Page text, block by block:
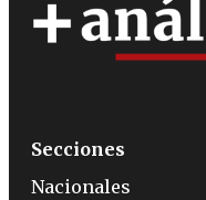
Secciones
Nacionales